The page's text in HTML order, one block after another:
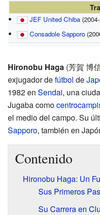
JEF United Chiba
Consadole Sapporo
Hironobu Haga (芳賀 博
exjugador defútbol de
1982 en Sendai, una
Jugaba como
el medio del campo. Su
Sapporo, también en
Contenido
Hironobu Haga: Un
Sus Primeros
Su Carrera en